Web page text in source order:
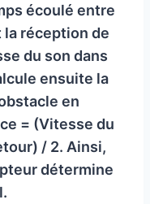
écoulé entre
la réception de
du son dans
ensuite la
en
= (Vitesse du
/ 2. Ainsi,
détermine